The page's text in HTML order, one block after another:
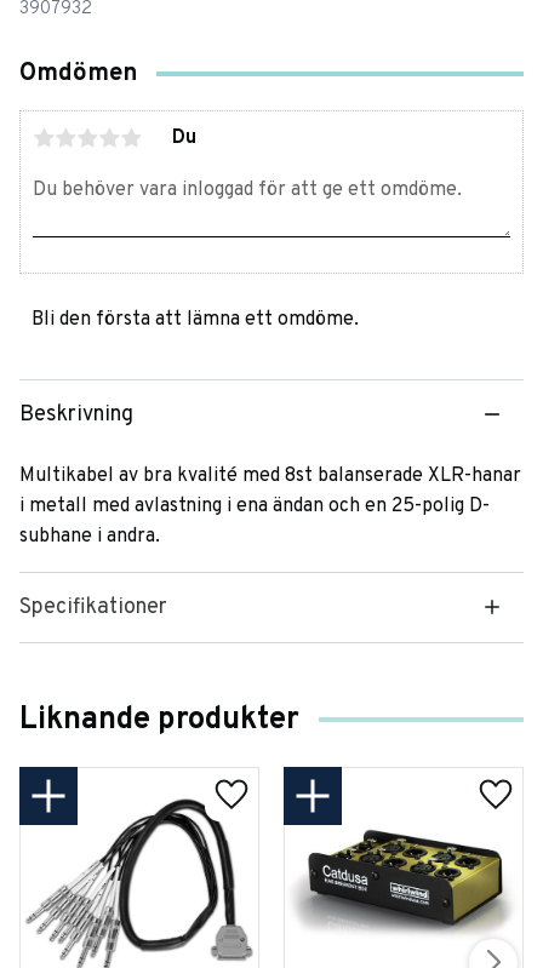
3907932
Omdömen
Du
Bli den första att lämna ett omdöme.
Beskrivning
Multikabel av bra kvalité med 8st balanserade XLR-hanar
i metall med avlastning i ena ändan och en 25-polig D-
subhane i andra.
Specifikationer
Liknande produkter